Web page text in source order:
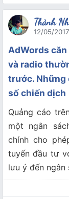
Thành
12/05/2017
AdWords căn
và radio
trước. Những
số chiến dịch
Quảng cáo
một ngân
chính cho
tuyến đầu tư
lưu ý đến